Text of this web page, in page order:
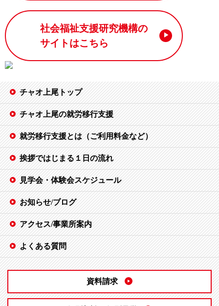
社会福祉支援研究機構の
サイトはこちら
チャオ上尾トップ
チャオ上尾の就労移行支援
就労移行支援とは（ご利用料金など）
挨拶ではじまる１日の流れ
見学会・体験会スケジュール
お知らせ/ブログ
アクセス/事業所案内
よくある質問
資料請求